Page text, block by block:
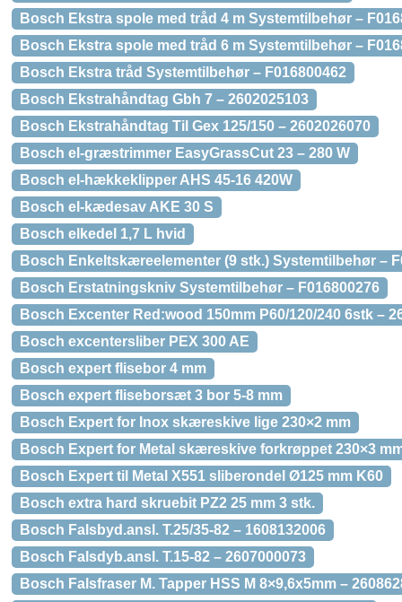
Bosch Ekstra spole med tråd 4 m Systemtilbehør –
Bosch Ekstra spole med tråd 6 m Systemtilbehør –
Bosch Ekstra tråd Systemtilbehør – F016800462
Bosch Ekstrahåndtag Gbh 7 – 2602025103
Bosch Ekstrahåndtag Til Gex 125/150 – 2602026070
Bosch el-græstrimmer EasyGrassCut 23 – 280 W
Bosch el-hækkeklipper AHS 45-16 420W
Bosch el-kædesav AKE 30 S
Bosch elkedel 1,7 L hvid
Bosch Enkeltskæreelementer (9 stk.) Systemtilbehør –
Bosch Erstatningskniv Systemtilbehør – F016800276
Bosch Excenter Red:wood 150mm P60/120/240 6stk –
Bosch excentersliber PEX 300 AE
Bosch expert flisebor 4 mm
Bosch expert fliseborsæt 3 bor 5-8 mm
Bosch Expert for Inox skæreskive lige 230×2 mm
Bosch Expert for Metal skæreskive forkrøppet 230×3
Bosch Expert til Metal X551 sliberondel Ø125 mm K60
Bosch extra hard skruebit PZ2 25 mm 3 stk.
Bosch Falsbyd.ansl. T.25/35-82 – 1608132006
Bosch Falsdyb.ansl. T.15-82 – 2607000073
Bosch Falsfraser M. Tapper HSS M 8×9,6x5mm –